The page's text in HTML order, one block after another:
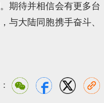
期待并相信会有更多台
与大陆同胞携手奋斗、